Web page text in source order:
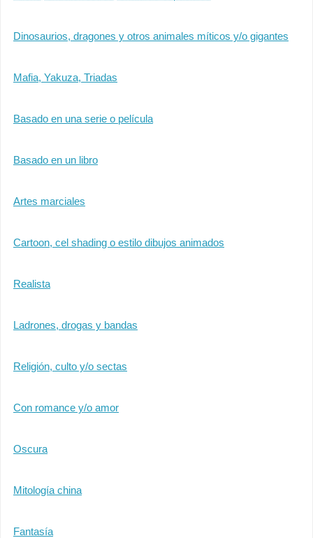
Dinosaurios, dragones y otros animales míticos y/o gigantes
Mafia, Yakuza, Triadas
Basado en una serie o película
Basado en un libro
Artes marciales
Cartoon, cel shading o estilo dibujos animados
Realista
Ladrones, drogas y bandas
Religión, culto y/o sectas
Con romance y/o amor
Oscura
Mitología china
Fantasía